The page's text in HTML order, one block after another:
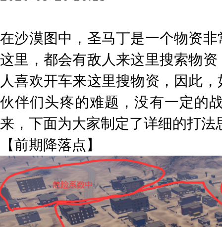
在沙漠图中，圣马丁是一个物资
这里，都会有敌人来这里搜索物
人喜欢开车来这里搜物资，因此
伙伴们头疼的难题，没有一定的
来，下面为大家制定了详细的打
【前期降落点】